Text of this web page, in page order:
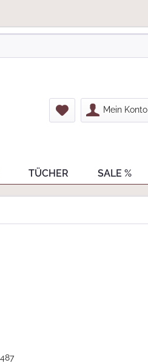
Mein Konto
TÜCHER SALE %